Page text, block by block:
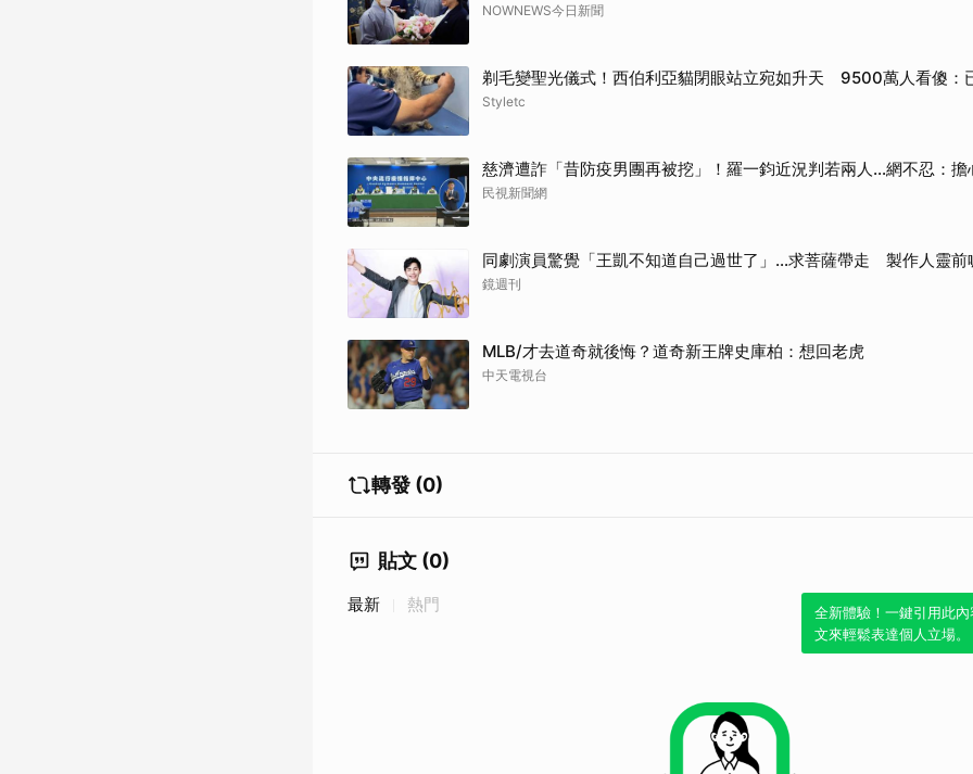
NOWNEWS今日新聞
剃毛變聖光儀式！西伯利亞貓閉眼站立宛如升天 9500萬人看傻：
Styletc
慈濟遭詐「昔防疫男團再被挖」！羅一鈞近況判若兩人…網不忍：擔
民視新聞網
同劇演員驚覺「王凱不知道自己過世了」...求菩薩帶走 製作人靈前
鏡週刊
MLB/才去道奇就後悔？道奇新王牌史庫柏：想回老虎
中天電視台
轉發 (0)
貼文 (0)
全新體驗！一鍵引用此
文來輕鬆表達個人立場。
最新 熱門